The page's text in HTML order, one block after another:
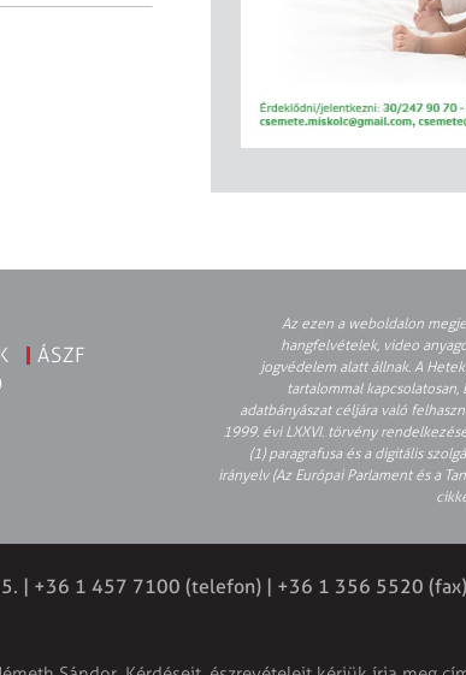
ÁSZF
Az ezen a weboldalon
hangfelvételek, video
jogvédelem alatt állnak. A
tartalommal
adatbányászat céljára való
1999. évi LXXVI. törvény
(1) paragrafusa és a digitális
irányelv (Az Európai Parlament és a
| +36 1 457 7100 (telefon) | +36 1 356 5520 (fax)